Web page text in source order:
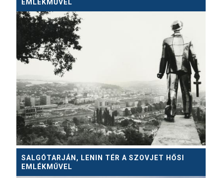
EMLÉKMŰVEL
SALGÓTARJÁN, LENIN TÉR A SZOVJET HŐSI
EMLÉKMŰVEL